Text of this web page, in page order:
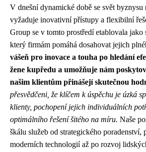
V dnešní dynamické době se svět byznysu
vyžaduje inovativní přístupy a flexibilní
Group se v tomto prostředí etablovala jako
který firmám pomáhá dosahovat jejich
vášeň pro inovace a touha po hledání
žene kupředu a umožňuje nám
našim klientům přinášejí skutečnou
přesvědčeni, že klíčem k úspěchu je úzká
klienty, pochopení jejich individuálních
optimálního řešení šitého na míru. Naše
škálu služeb od strategického poradenství,
moderních technologií až po rozvoj